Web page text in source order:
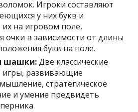
Игроки составляют
у них букв и
на игровом поле,
очки в зависимости от длины
букв на поле.
шашки:Две классические
игры, развивающие
стратегическое
и умение предвидеть